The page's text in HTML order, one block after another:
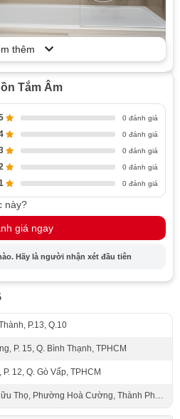
nhanh
dụng bồn tắm thiết kế âm
xét khi lựa chọn bồn tắm lắp
và chống tràn
và chất lượng bồn tắm
và thiết kế phù hợp với
và tiện ích bổ sung
thêm
Tắm Âm
0 đánh giá
0 đánh giá
0 đánh giá
0 đánh giá
0 đánh giá
này?
giá ngay
Hãy là người nhận xét đầu tiên
P.13, Q.10
P. 15, Q. Bình Thạnh, TPHCM
12, Q. Gò Vấp, TPHCM
Thọ, Phường Hoà Cường, Thành Phố